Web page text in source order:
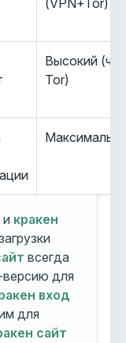
Высокий
Tor)
и кракен
всегда
версию для
вход
для
сайт